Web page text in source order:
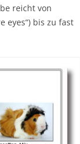
reicht von
eyes“) bis zu fast